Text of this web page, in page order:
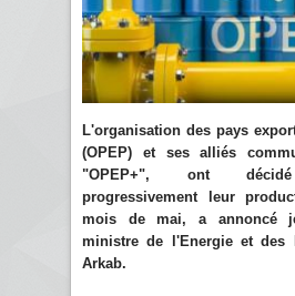
L'organisation des pays
(OPEP) et ses alliés
"OPEP+", ont décidé
progressivement leur
mois de mai, a annoncé
ministre de l'Energie et des
Arkab.